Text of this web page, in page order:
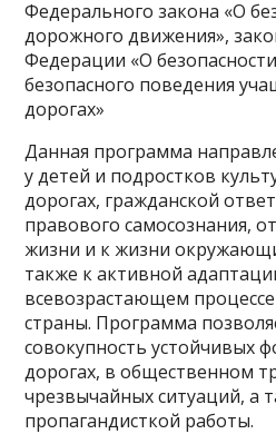
Федерального закона «О
дорожного движения»,
Федерации «О
безопасного поведения
дорогах»
Данная программа
у детей и подростков
дорогах, гражданской
правового самосознания,
жизни и к жизни
также к активной
всевозрастающем
страны. Программа
совокупность устойчивых
дорогах, в общественном
чрезвычайных ситуаций, а
пропагандисткой работы.